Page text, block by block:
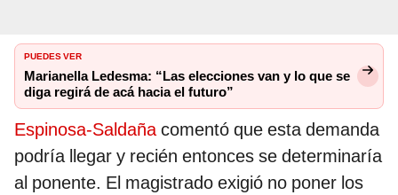
PUEDES VER
Marianella Ledesma: “Las elecciones van y lo que se
diga regirá de acá hacia el futuro”
Espinosa-Saldañacomentó que esta demanda
podría llegar y recién entonces se determinaría
al ponente. El magistrado exigió no poner los